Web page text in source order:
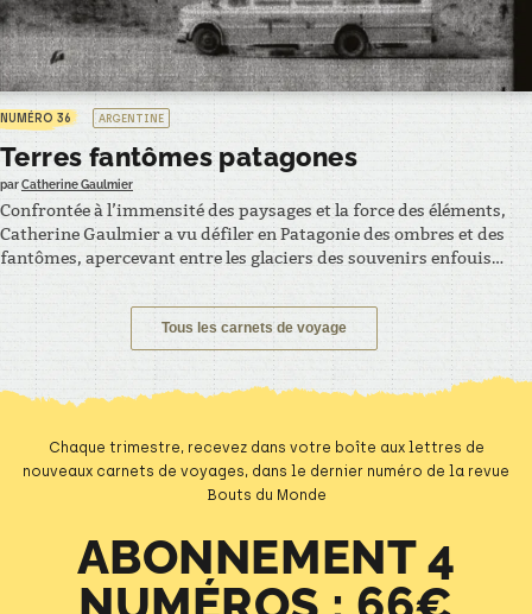
NUMÉRO 36 ARGENTINE
Terres fantômes patagones
parCatherine Gaulmier
Confrontée à l’immensité des paysages et la force des éléments,
Catherine Gaulmier a vu défiler en Patagonie des ombres et des
fantômes, apercevant entre les glaciers des souvenirs enfouis
et des réponses existentielles. – EXTRAIT – Cyril m’emmène à
l’aéroport. Je voulais voir les vaches sur la plage. Je voulais voir
le Pacifique. Je voulais…Tous les carnets de voyage
Chaque trimestre, recevez dans votre boîte aux lettres de
nouveaux carnets de voyages, dans le dernier numéro de la revue
Bouts du Monde
ABONNEMENT 4